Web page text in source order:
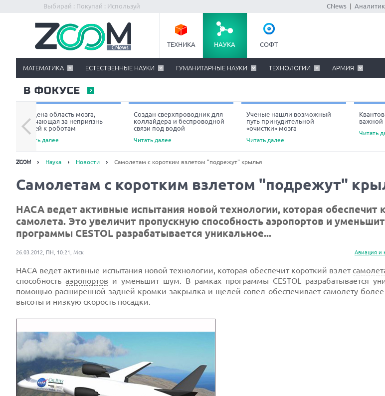
Выбирай : Покупай : Используй CNews
ТЕХНИКА НАУКА СОФТ
МАТЕМАТИКА ЕСТЕСТВЕННЫЕ НАУКИ ГУМАНИТАРНЫЕ НАУКИ ТЕХНОЛОГИИ АРМИЯ
В ФОКУСЕ
Найдена область мозга,
отвечающая за неприязнь
людей к роботам
Читать далее
Создан сверхпроводник для
коллайдера и беспроводной
связи под водой
Читать далее
Ученые нашли возможный
путь принудительной
«очистки» мозга
Читать далее
важной
Читать
Наука Новости Самолетам с коротким взлетом "подрежут" крылья
Самолетам с коротким взлетом "подрежут"
НАСА ведет активные испытания новой технологии, которая обеспечит
самолета. Это увеличит пропускную способность аэропортов и
программы CESTOL разрабатывается уникальное...
Авиация и
26.03.2012, ПН, 10:21, Мск
НАСА ведет активные испытания новой технологии, которая обеспечит короткий взлет
способность аэропортов и уменьшит шум. В рамках программы CESTOL разрабатывается
помощью расширенной задней кромки-закрылка и щелей-сопел обеспечивает самолету
высоты и низкую скорость посадки.